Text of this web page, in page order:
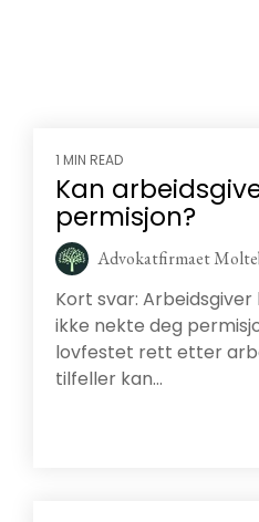
1 MIN READ
Kan
permisjon?
Advokatfirmaet
Kort svar:
ikke nekte deg
lovfestet rett etter
tilfeller kan...